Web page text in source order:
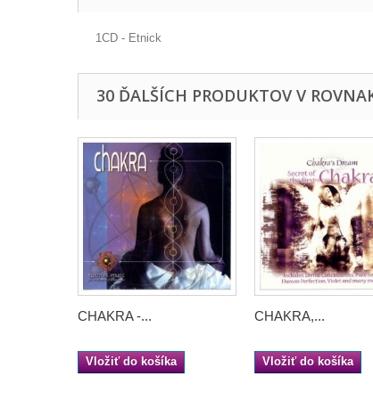
1CD - Etnick
30 ĎALŠÍCH PRODUKTOV V
CHAKRA -...
Vložiť do košíka
CHAKRA,...
Vložiť do košíka